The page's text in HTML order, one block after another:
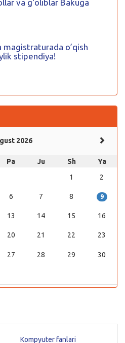
va gʻoliblar Bakuga
magistraturada o’qish
stipendiya!
2026
Pa Ju Sh
Ya
1
2
6 7 8 9
13 14 15 16
20 21 22 23
27 28 29 30
Kompyuter fanlari